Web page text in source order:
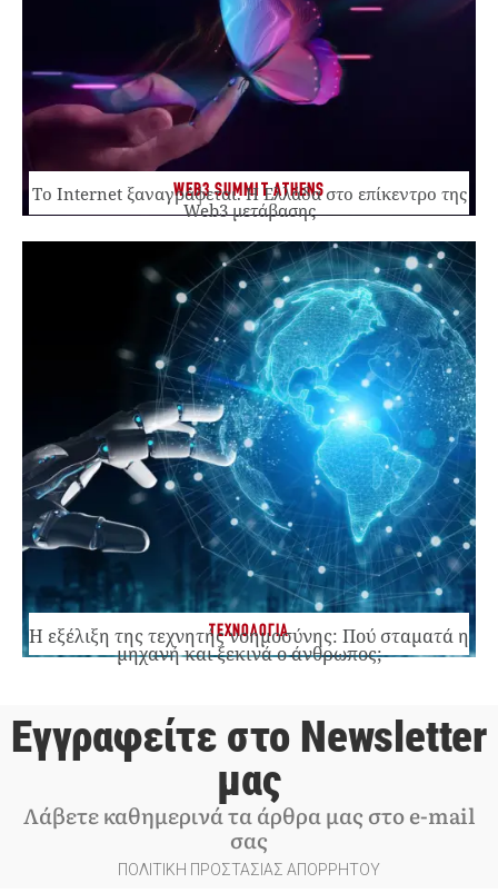
WEB3 SUMMIT ATHENS
Το Internet ξαναγράφεται. Η Ελλάδα στο επίκεντρο της
Web3 μετάβασης
ΤΕΧΝΟΛΟΓΙΑ
Η εξέλιξη της τεχνητής νοημοσύνης: Πού σταματά η
μηχανή και ξεκινά ο άνθρωπος;
Εγγραφείτε στο Newsletter
μας
Λάβετε καθημερινά τα άρθρα μας στο e-mail
σας
ΠΟΛΙΤΙΚΗ ΠΡΟΣΤΑΣΙΑΣ ΑΠΟΡΡΗΤΟΥ